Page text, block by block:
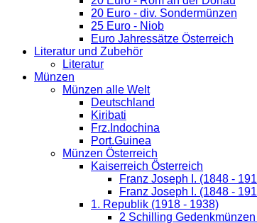
20 Euro - div. Sondermünzen
25 Euro - Niob
Euro Jahressätze Österreich
Literatur und Zubehör
Literatur
Münzen
Münzen alle Welt
Deutschland
Kiribati
Frz.Indochina
Port.Guinea
Münzen Österreich
Kaiserreich Österreich
Franz Joseph I. (1848 -
Franz Joseph I. (1848 -
1. Republik (1918 - 1938)
2 Schilling